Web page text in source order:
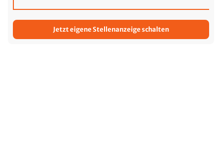
Jetzt eigene Stellenanzeige schalten